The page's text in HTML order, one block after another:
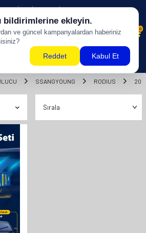
TL ÜZERİ KARGO BİZDEN !
0
SSANGYOUNG RODIUS